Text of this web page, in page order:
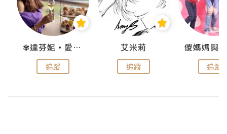
✾達芬妮•愛孩子•愛生活✾
追蹤
艾米莉
追蹤 追蹤